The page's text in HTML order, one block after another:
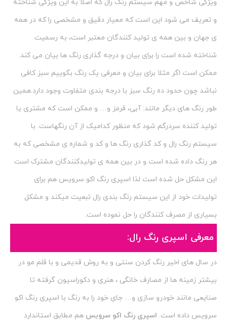
ویژگی شاخص و مهم سیستم رنگ رال که اصلا به این ویژگی شناخته
و تعریف می شود این است که معیار دقیق و مشخصی را که در همه
ی جهان و بین همه ی تولید کنندگان معتبر است، به رسمیت
شناخته شده است را برای بیان و درجه گذاری رنگ ها بیان می کند.
ممکن است اگر مثلا برای بیان و معرفی یک رنگ بگوییم سبز کافی
نباشد چون حدود ده رنگ سبز با درجه بندی متفاوت وجود دارد.همین
طور رنگ های دیگر مانند: آبی، قرمز و… و ممکن است که مشتری یا
تولید کننده سردرگم شود که منظور کدامیک از آن رنگهاست. با
سیستم رنگ رال و کد گذاری رنگ ها و کد و شماره ی مشخصی که به
هر رنگ داده شده است و در بین همه ی تولیدکنندگان مشترک است
این مشکل حل شده است لذا اسپری رنگ اکو سرویس هم برای
تولیدات خود از این سیستم رنگ بندی رال تبعیت میکند و مشکل
بسیاری از مصرف کنندگان را حل نموده است.
معرفی اسپری رنگ رال:
در سال های اخیر رنگ کردن سنتی و به روش قدیمی و با قلم مو در
بیشتر زمینه ها از مصارف خانگی ، هنری و دکوراسیون گرفته تا
صنایعی مانند خودرو سازی و… جای خود را به رنگ با اسپری رنگ اکو
سرویس داده است. اسپری رنگ اکو سرویس هم مطابق استاندارد